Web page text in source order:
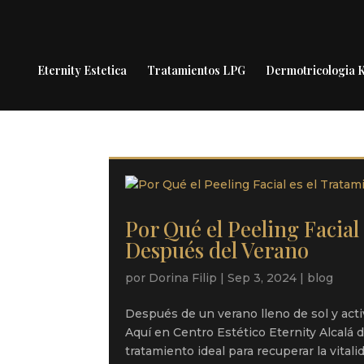
Eternity Estetica Tratamientos LPG Dermotricologia
Por Qué el Peeling
Después del Verano
por Dorina Filip |Sep 3, 2024 | blog
Después de un verano lleno de sol y
Aquí en Centro Estético Eternity Alcalá
tratamiento ideal para recuperar la